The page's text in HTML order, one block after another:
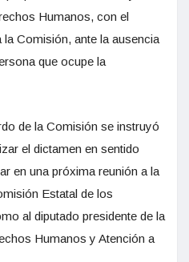
Humanos, con el
Comisión, ante la ausencia
que ocupe la
de la Comisión se instruyó
el dictamen en sentido
en una próxima reunión a la
Estatal de los
al diputado presidente de la
Humanos y Atención a